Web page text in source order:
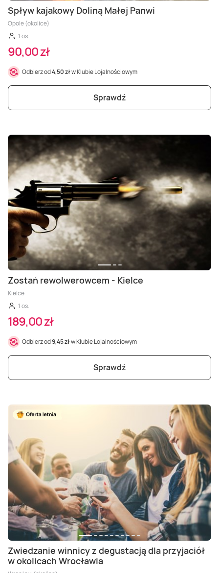
Spływ kajakowy Doliną Małej Panwi
Opole (okolice)
1 os.
90,00 zł
Odbierz od4,50 złw Klubie Lojalnościowym
Sprawdź
Zostań rewolwerowcem - Kielce
Kielce
1 os.
189,00 zł
Odbierz od9,45 złw Klubie Lojalnościowym
Sprawdź
Zwiedzanie winnicy z degustacją dla przyjaciół
w okolicach Wrocławia